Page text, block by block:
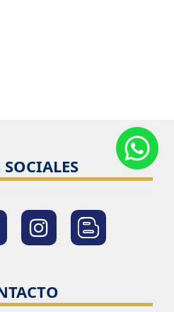
SOCIALES